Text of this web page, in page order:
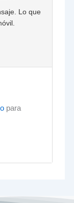
Lo que
para